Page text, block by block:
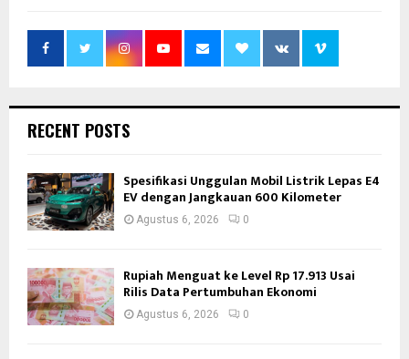
RECENT POSTS
Spesifikasi Unggulan Mobil Listrik Lepas E4
EV dengan Jangkauan 600 Kilometer
Agustus 6, 2026 0
Rupiah Menguat ke Level Rp 17.913 Usai
Rilis Data Pertumbuhan Ekonomi
Agustus 6, 2026 0